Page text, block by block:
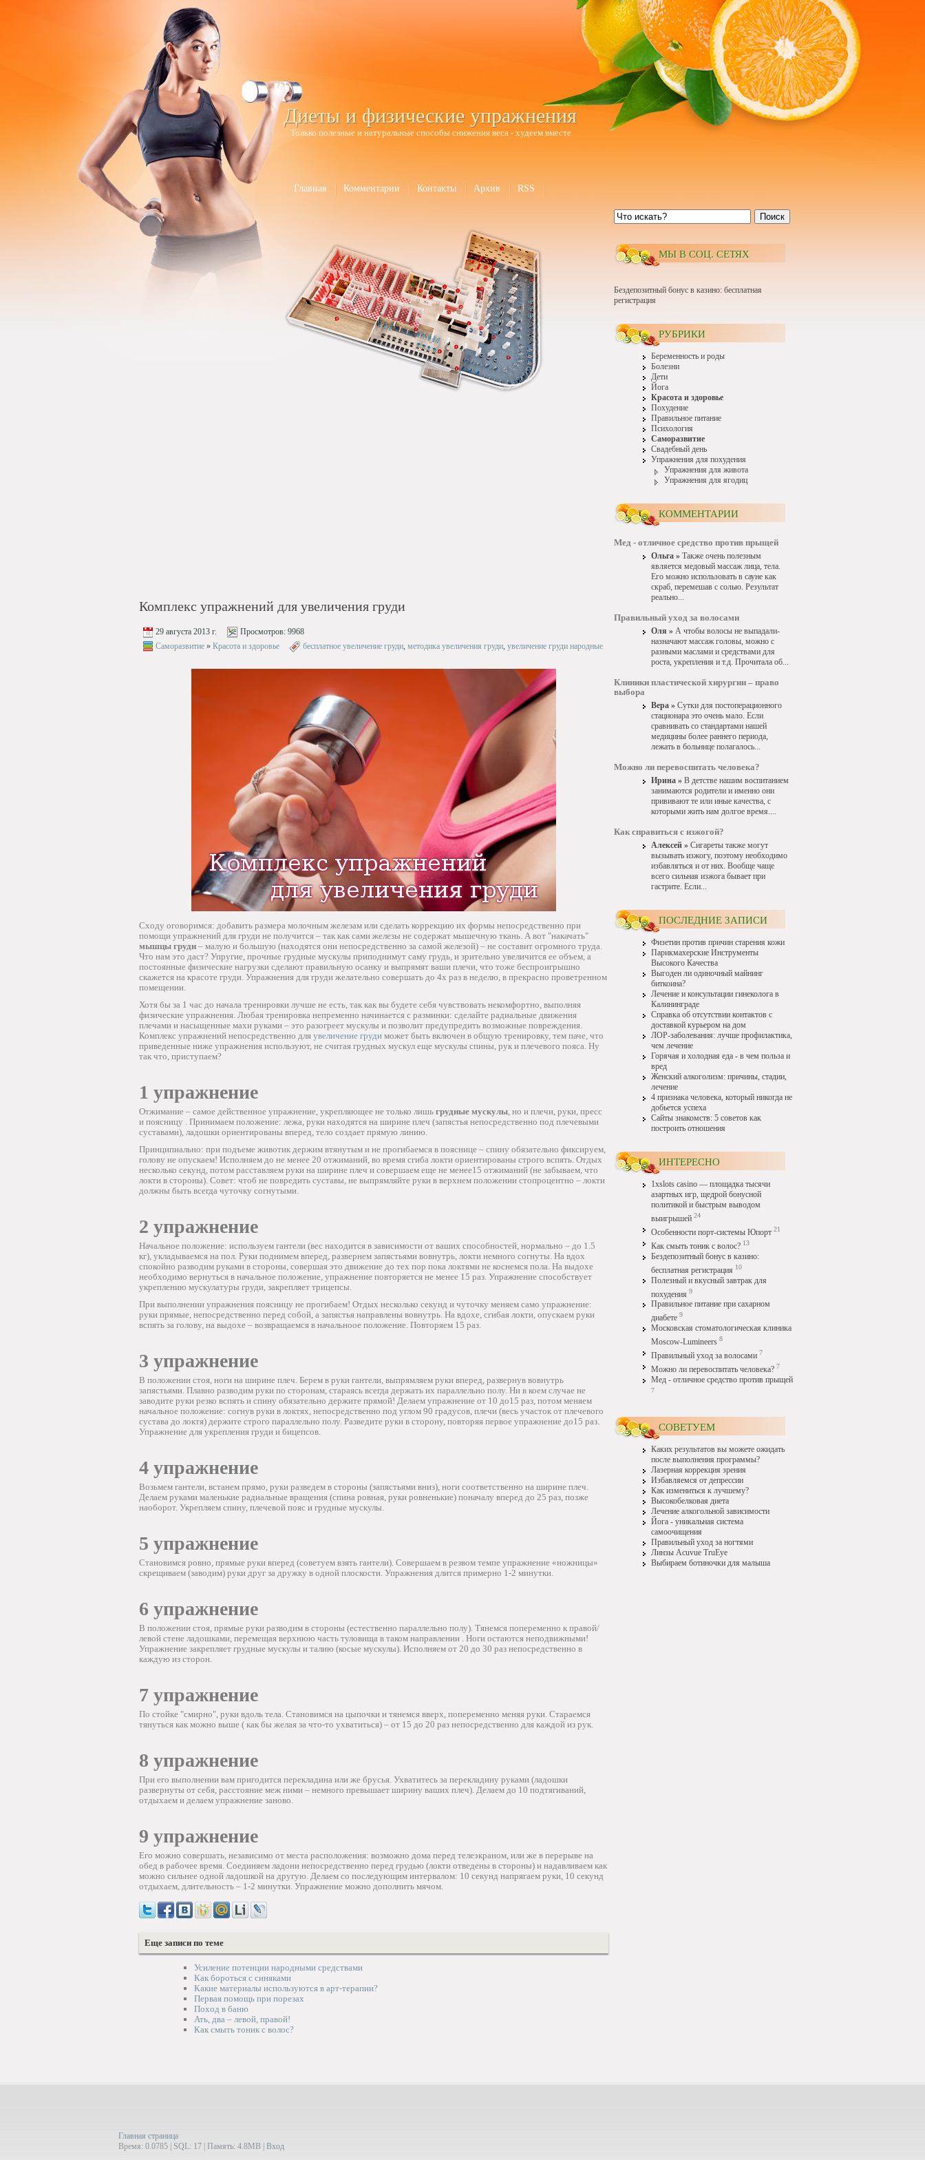
Диеты и физические упражнения
Только полезные и натуральные способы снижения веса - худеем вместе
Главная Комментарии Контакты Архив RSS
Комплекс упражнений для увеличения груди
29 августа 2013 г. Просмотров: 9968
Саморазвитие » Красота и здоровье бесплатное увеличение груди, методика увеличения груди, увеличение груди народные
Сходу оговоримся: добавить размера молочным железам или сделать коррекцию их формы непосредственно при
помощи упражнений для груди не получится – так как сами железы не содержат мышечную ткань. А вот "накачать"
мышцы груди – малую и большую (находятся они непосредственно за самой железой) – не составит огромного труда.
Что нам это даст? Упругие, прочные грудные мускулы приподнимут саму грудь, и зрительно увеличится ее объем, а
постоянные физические нагрузки сделают правильную осанку и выпрямят ваши плечи, что тоже беспроигрышно
скажется на красоте груди. Упражнения для груди желательно совершать до 4х раз в неделю, в прекрасно проветренном
помещении.
Хотя бы за 1 час до начала тренировки лучше не есть, так как вы будете себя чувствовать некомфортно, выполняя
физические упражнения. Любая тренировка непременно начинается с разминки: сделайте радиальные движения
плечами и насыщенные махи руками – это разогреет мускулы и позволит предупредить возможные повреждения.
Комплекс упражнений непосредственно для увеличение груди может быть включен в общую тренировку, тем паче, что
приведенные ниже упражнения используют, не считая грудных мускул еще мускулы спины, рук и плечевого пояса. Ну
так что, приступаем?
1 упражнение
Отжимание – самое действенное упражнение, укрепляющее не только лишь грудные мускулы, но и плечи, руки, пресс
и поясницу . Принимаем положение: лежа, руки находятся на ширине плеч (запястья непосредственно под плечевыми
суставами), ладошки ориентированы вперед, тело создает прямую линию.
Принципиально: при подъеме животик держим втянутым и не прогибаемся в пояснице – спину обязательно фиксируем,
голову не опускаем! Исполняем до не менее 20 отжиманий, во время сгиба локти ориентированы строго вспять. Отдых
несколько секунд, потом расставляем руки на ширине плеч и совершаем еще не менее15 отжиманий (не забываем, что
локти в стороны). Совет: чтоб не повредить суставы, не выпрямляйте руки в верхнем положении стопроцентно – локти
должны быть всегда чуточку согнутыми.
2 упражнение
Начальное положение: используем гантели (вес находится в зависимости от ваших способностей, нормально – до 1.5
кг), укладываемся на пол. Руки поднимем вперед, развернем запястьями вовнутрь, локти немного согнуты. На вдох
спокойно разводим руками в стороны, совершая это движение до тех пор пока локтями не коснемся пола. На выдохе
необходимо вернуться в начальное положение, упражнение повторяется не менее 15 раз. Упражнение способствует
укреплению мускулатуры груди, закрепляет трицепсы.
При выполнении упражнения поясницу не прогибаем! Отдых несколько секунд и чуточку меняем само упражнение:
руки прямые, непосредственно перед собой, а запястья направлены вовнутрь. На вдохе, сгибая локти, опускаем руки
вспять за голову, на выдохе – возвращаемся в начальноое положение. Повторяем 15 раз.
3 упражнение
В положении стоя, ноги на ширине плеч. Берем в руки гантели, выпрямляем руки вперед, развернув вовнутрь
запястьями. Плавно разводим руки по сторонам, стараясь всегда держать их параллельно полу. Ни в коем случае не
заводите руки резко вспять и спину обязательно держите прямой! Делаем упражнение от 10 до15 раз, потом меняем
начальное положение: согнув руки в локтях, непосредственно под углом 90 градусов, плечи (весь участок от плечевого
сустава до локтя) держите строго параллельно полу. Разведите руки в сторону, повторяя первое упражнение до15 раз.
Упражнение для укрепления груди и бицепсов.
4 упражнение
Возьмем гантели, встанем прямо, руки разведем в стороны (запястьями вниз), ноги соответственно на ширине плеч.
Делаем руками маленькие радиальные вращения (спина ровная, руки ровненькие) поначалу вперед до 25 раз, позже
наоборот. Укрепляем спину, плечевой пояс и грудные мускулы.
5 упражнение
Становимся ровно, прямые руки вперед (советуем взять гантели). Совершаем в резвом темпе упражнение «ножницы»
скрещиваем (заводим) руки друг за дружку в одной плоскости. Упражнения длится примерно 1-2 минутки.
6 упражнение
В положении стоя, прямые руки разводим в стороны (естественно параллельно полу). Тянемся попеременно к правой/
левой стене ладошками, перемещая верхнюю часть туловища в таком направлении . Ноги остаются неподвижными!
Упражнение закрепляет грудные мускулы и талию (косые мускулы). Исполняем от 20 до 30 раз непосредственно в
каждую из сторон.
7 упражнение
По стойке "смирно", руки вдоль тела. Становимся на цыпочки и тянемся вверх, попеременно меняя руки. Стараемся
тянуться как можно выше ( как бы желая за что-то ухватиться) – от 15 до 20 раз непосредственно для каждой из рук.
8 упражнение
При его выполнении вам пригодится перекладина или же брусья. Ухватитесь за перекладину руками (ладошки
развернуты от себя, расстояние меж ними – немного превышает ширину ваших плеч). Делаем до 10 подтягиваний,
отдыхаем и делаем упражнение заново.
9 упражнение
Его можно совершать, независимо от места расположения: возможно дома перед телеэкраном, или же в перерыве на
обед в рабочее время. Соединяем ладони непосредственно перед грудью (локти отведены в стороны) и надавливаем как
можно сильнее одной ладошкой на другую. Делаем со последующим интервалом: 10 секунд напрягаем руки, 10 секунд
отдыхаем, длительность – 1-2 минутки. Упражнение можно дополнить мячом.
Еще записи по теме
Усиление потенции народными средствами
Как бороться с синяками
Какие материалы используются в арт-терапии?
Первая помощь при порезах
Поход в баню
Ать, два – левой, правой!
Как смыть тоник с волос?
Поиск
МЫ В СОЦ. СЕТЯХ
Бездепозитный бонус в казино: бесплатная
регистрация
РУБРИКИ
Беременность и роды
Болезни
Дети
Йога
Красота и здоровье
Похудение
Правильное питание
Психология
Саморазвитие
Свадебный день
Упражнения для похудения
Упражнения для живота
Упражнения для ягодиц
КОММЕНТАРИИ
Мед - отличное средство против прыщей
Ольга » Также очень полезным
является медовый массаж лица, тела.
Его можно использовать в сауне как
скраб, перемешав с солью. Результат
реально...
Правильный уход за волосами
Оля » А чтобы волосы не выпадали-
назначают массаж головы, можно с
разными маслами и средствами для
роста, укрепления и т.д. Прочитала об...
Клиники пластической хирургии – право
выбора
Вера » Сутки для постоперационного
стационара это очень мало. Если
сравнивать со стандартами нашей
медицины более раннего периода,
лежать в больнице полагалось...
Можно ли перевоспитать человека?
Ирина » В детстве нашим воспитанием
занимаются родители и именно они
прививают те или иные качества, с
которыми жить нам долгое время....
Как справиться с изжогой?
Алексей » Сигареты также могут
вызывать изжогу, поэтому необходимо
избавляться и от них. Вообще чаще
всего сильная изжога бывает при
гастрите. Если...
ПОСЛЕДНИЕ ЗАПИСИ
Физетин против причин старения кожи
Парикмахерские Инструменты
Высокого Качества
Выгоден ли одиночный майнинг
биткоина?
Лечение и консультации гинеколога в
Калининграде
Справка об отсутствии контактов с
доставкой курьером на дом
ЛОР-заболевания: лучше профилактика,
чем лечение
Горячая и холодная еда - в чем польза и
вред
Женский алкоголизм: причины, стадии,
лечение
4 признака человека, который никогда не
добьется успеха
Сайты знакомств: 5 советов как
построить отношения
ИНТЕРЕСНО
1xslots casino — площадка тысячи
азартных игр, щедрой бонусной
политикой и быстрым выводом
выигрышей 24
Особенности порт-системы Юпорт 21
Как смыть тоник с волос? 13
Бездепозитный бонус в казино:
бесплатная регистрация 10
Полезный и вкусный завтрак для
похудения 9
Правильное питание при сахарном
диабете 9
Московская стоматологическая клиника
Moscow-Lumineers 8
Правильный уход за волосами 7
Можно ли перевоспитать человека? 7
Мед - отличное средство против прыщей
7
СОВЕТУЕМ
Каких результатов вы можете ожидать
после выполнения программы?
Лазерная коррекция зрения
Избавляемся от депрессии
Как измениться к лучшему?
Высокобелковая диета
Лечение алкогольной зависимости
Йога - уникальная система
самоочищения
Правильный уход за ногтями
Линзы Acuvue TruEye
Выбираем ботиночки для малыша
Главная страница
Время: 0.0785 | SQL: 17 | Память: 4.8MB Вход